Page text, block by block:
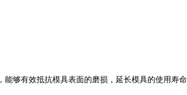
够有效抵抗模具表面的磨损，延长模具的使用寿命